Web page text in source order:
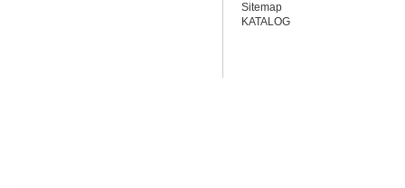
Sitemap
KATALOG